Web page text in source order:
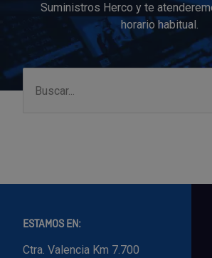
Suministros Herco y te
horario habitual.
ESTAMOS EN:
Ctra. Valencia Km 7.700